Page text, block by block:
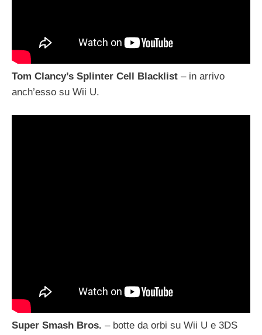
Tom Clancy’s Splinter Cell Blacklist – in arrivo
anch’esso su Wii U.
Super Smash Bros. – botte da orbi su Wii U e 3DS